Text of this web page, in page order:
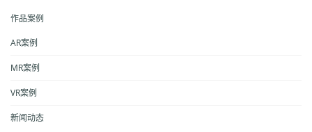
作品案例
AR案例
MR案例
VR案例
新闻动态